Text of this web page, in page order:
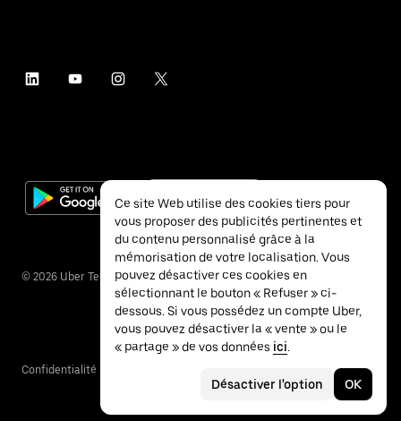
© 2026 Uber Technologies Inc.
Confidentialité
Ce site Web utilise des cookies tiers pour
vous proposer des publicités pertinentes et
du contenu personnalisé grâce à la
mémorisation de votre localisation. Vous
pouvez désactiver ces cookies en
sélectionnant le bouton « Refuser » ci-
dessous. Si vous possédez un compte Uber,
vous pouvez désactiver la « vente » ou le
« partage » de vos données ici.
Désactiver l'option OK